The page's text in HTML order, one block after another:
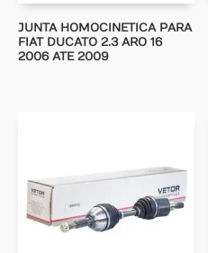
JUNTA HOMOCINETICA PARA
FIAT DUCATO 2.3 ARO 16
2006 ATE 2009